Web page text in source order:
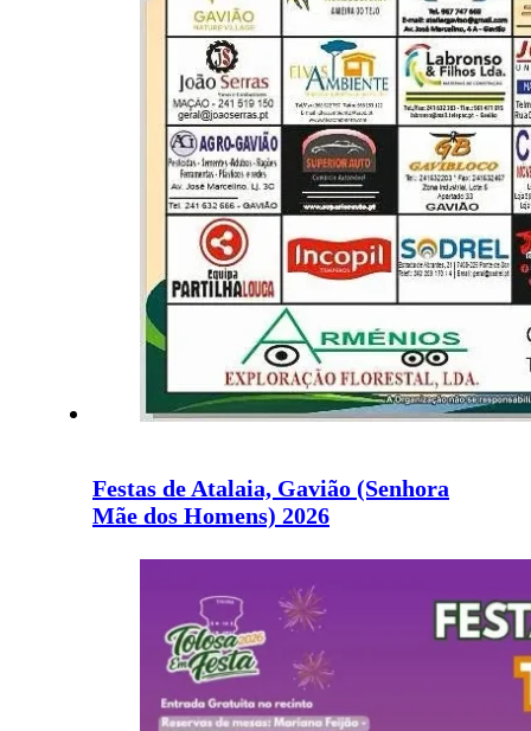
Festas de Atalaia, Gavião (Senhora
Mãe dos Homens) 2026